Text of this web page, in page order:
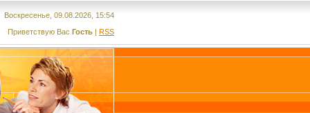
Воскресенье, 09.08.2026, 15:54
Приветствую Вас Гость | RSS